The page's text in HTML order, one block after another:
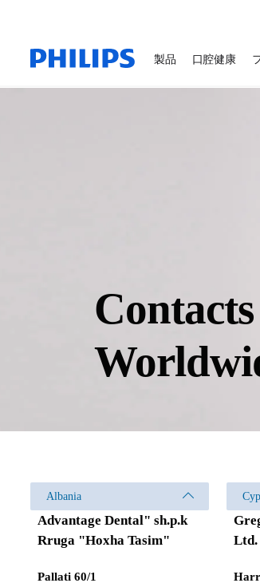
製品 口腔健康
Contacts
Albania
Advantage Dental" sh.p.k
Rruga "Hoxha Tasim"
Pallati 60/1
Ltd.